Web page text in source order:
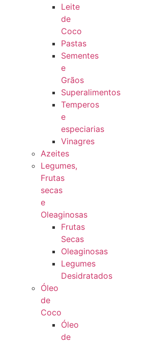
Leite
de
Coco
Pastas
Sementes
e
Grãos
Superalimentos
Temperos
e
especiarias
Vinagres
Azeites
Legumes,
Frutas
secas
e
Oleaginosas
Frutas
Secas
Oleaginosas
Legumes
Desidratados
Óleo
de
Coco
Óleo
de